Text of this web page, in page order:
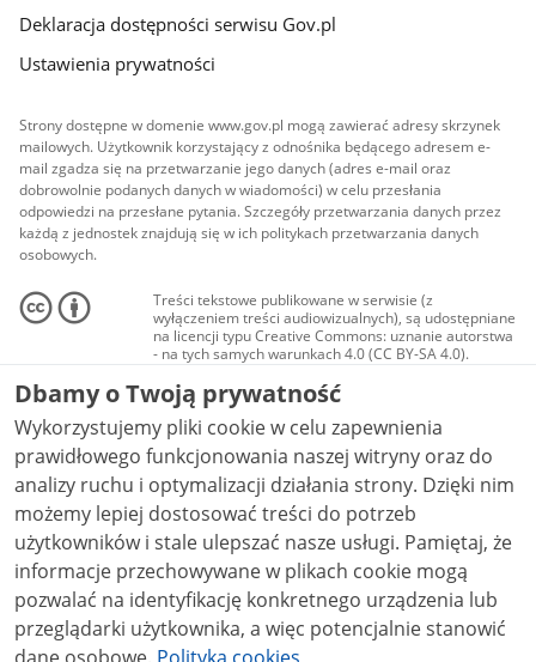
Deklaracja dostępności serwisu Gov.pl
Ustawienia prywatności
Strony dostępne w domenie www.gov.pl mogą zawierać adresy skrzynek
mailowych. Użytkownik korzystający z odnośnika będącego adresem e-
mail zgadza się na przetwarzanie jego danych (adres e-mail oraz
dobrowolnie podanych danych w wiadomości) w celu przesłania
odpowiedzi na przesłane pytania. Szczegóły przetwarzania danych przez
każdą z jednostek znajdują się w ich politykach przetwarzania danych
osobowych.
Treści tekstowe publikowane w serwisie (z
wyłączeniem treści audiowizualnych), są udostępniane
na licencji typu Creative Commons: uznanie autorstwa
- na tych samych warunkach 4.0 (CC BY-SA 4.0).
Materiały audiowizualne, w tym zdjęcia, materiały
audio i wideo, są udostępniane na licencji typu
Creative Commons: uznanie autorstwa użycie
niekomercyjne - bez utworów zależnych 4.0 (CC BY-
NC-ND 4.0), o ile nie jest to stwierdzone inaczej.
Dbamy o Twoją prywatność
Wykorzystujemy pliki cookie w celu zapewnienia
prawidłowego funkcjonowania naszej witryny oraz do
analizy ruchu i optymalizacji działania strony. Dzięki nim
możemy lepiej dostosować treści do potrzeb
użytkowników i stale ulepszać nasze usługi. Pamiętaj, że
informacje przechowywane w plikach cookie mogą
pozwalać na identyfikację konkretnego urządzenia lub
przeglądarki użytkownika, a więc potencjalnie stanowić